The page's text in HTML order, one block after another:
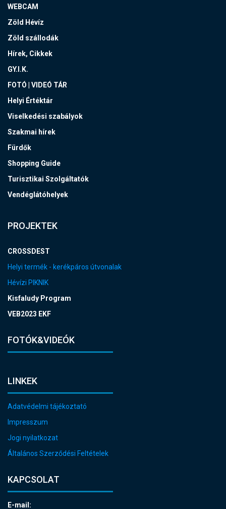
WEBCAM
Zöld Hévíz
Zöld szállodák
Hírek, Cikkek
GY.I.K.
FOTÓ | VIDEÓ TÁR
Helyi Értéktár
Viselkedési szabályok
Szakmai hírek
Fürdők
Shopping Guide
Turisztikai Szolgáltatók
Vendéglátóhelyek
PROJEKTEK
CROSSDEST
Helyi termék - kerékpáros útvonalak
Hévízi PIKNIK
Kisfaludy Program
VEB2023 EKF
FOTÓK&VIDEÓK
LINKEK
Adatvédelmi tájékoztató
Impresszum
Jogi nyilatkozat
Általános Szerződési Feltételek
KAPCSOLAT
E-mail: